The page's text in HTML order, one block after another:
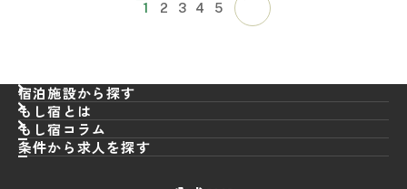
カレントページ
1 ページ
2 ページ
3 ページ
4 ページ
5
宿泊施設から探す
もし宿とは
もし宿コラム
条件から求人を探す